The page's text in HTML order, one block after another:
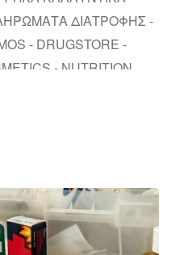
ΔΙΑΤΡΟΦΗΣ -
- DRUGSTORE -
- NUTRITION
- COSMETICI
- VİTAMİNLER